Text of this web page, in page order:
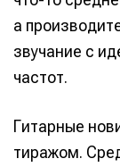
а
звучание с
частот.
Гитарные
тиражом.